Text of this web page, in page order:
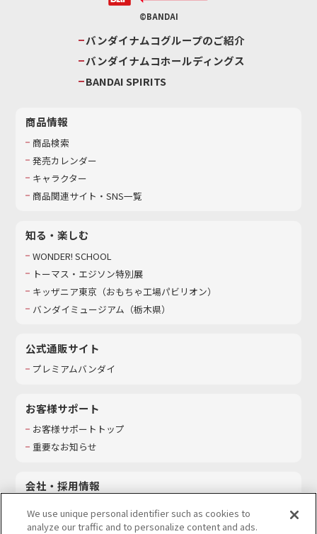
©BANDAI
バンダイナムコグループのご紹介
バンダイナムコホールディングス
BANDAI SPIRITS
商品情報
商品検索
発売カレンダー
キャラクター
商品関連サイト・SNS一覧
知る・楽しむ
WONDER! SCHOOL
トーマス・エジソン特別展
キッザニア東京（おもちゃ工場パビリオン）​
バンダイミュージアム（栃木県）
公式通販サイト
プレミアムバンダイ
お客様サポート
お客様サポートトップ
重要なお知らせ
会社・採用情報
採用情報
We use unique personal identifier such as cookies to
analyze our traffic and to personalize content and ads.